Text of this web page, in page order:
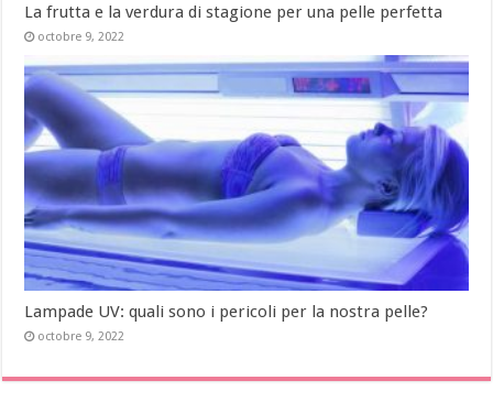
La frutta e la verdura di stagione per una pelle perfetta
octobre 9, 2022
Lampade UV: quali sono i pericoli per la nostra pelle?
octobre 9, 2022